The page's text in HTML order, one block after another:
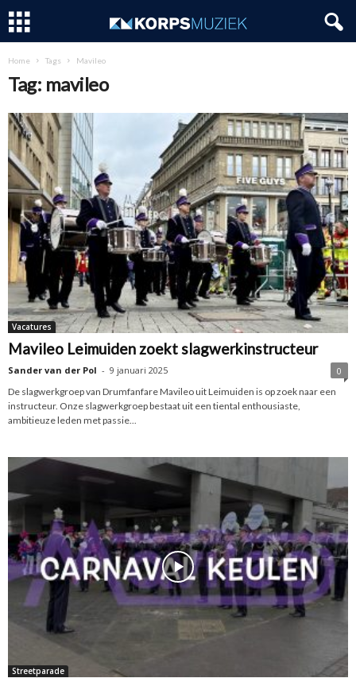
Home Tags Mavileo
Tag: mavileo
Vacatures
Mavileo Leimuiden zoekt slagwerkinstructeur
Sander van der Pol - 9 januari 2025
0
De slagwerkgroep van Drumfanfare Mavileo uit Leimuiden is op zoek naar een
instructeur. Onze slagwerkgroep bestaat uit een tiental enthousiaste,
ambitieuze leden met passie...
Streetparade